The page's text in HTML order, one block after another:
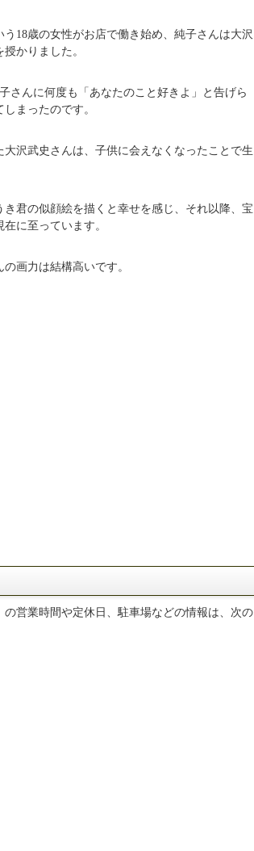
18歳の女性がお店で働き始め、純子さんは大沢
かりました。
さんに何度も「あなたのこと好きよ」と告げら
まったのです。
沢武史さんは、子供に会えなくなったことで生
君の似顔絵を描くと幸せを感じ、それ以降、宝
に至っています。
画力は結構高いです。
営業時間や定休日、駐車場などの情報は、次の